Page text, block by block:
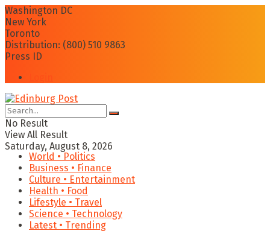
Washington DC
New York
Toronto
Distribution: (800) 510 9863
Press ID
No Result
View All Result
Saturday, August 8, 2026
World • Politics
Business • Finance
Culture • Entertainment
Health • Food
Lifestyle • Travel
Science • Technology
Latest • Trending